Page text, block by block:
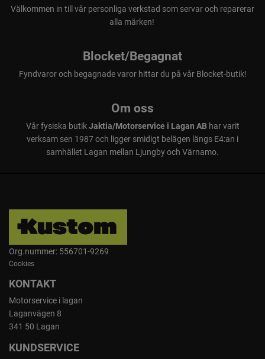
Välkommen in till vår personliga verkstad som servar och reparerar
alla märken!
Blocket/Begagnat
Fyndvaror och begagnade varor hittar du på vår Blocket-butik!
Om oss
Vår fysiska butikJaktia/Motorservice i Lagan ABhar varit
verksam sen 1987 och ligger smidigt belägen längs E4:an i
samhället Lagan mellan Ljungby och Värnamo.
Org.nummer: 556701-9269
Cookies
KONTAKT
Motorservice i lagan
Laganvägen 8
341 50 Lagan
KUNDSERVICE